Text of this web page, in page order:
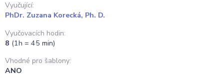
Vyučující:
PhDr. Zuzana Korecká, Ph. D.
Vyučovacích hodin:
8 (1h = 45 min)
Vhodné pro šablony:
ANO